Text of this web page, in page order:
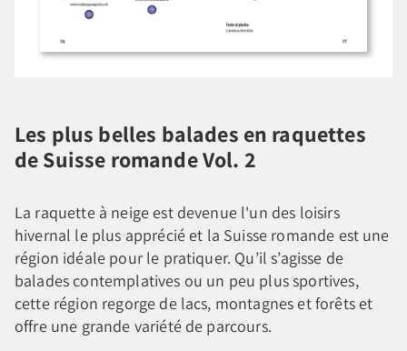
Les plus belles balades en raquettes
de Suisse romande Vol. 2
La raquette à neige est devenue l'un des loisirs
hivernal le plus apprécié et la Suisse romande est une
région idéale pour le pratiquer. Qu’il s’agisse de
balades contemplatives ou un peu plus sportives,
cette région regorge de lacs, montagnes et forêts et
offre une grande variété de parcours.